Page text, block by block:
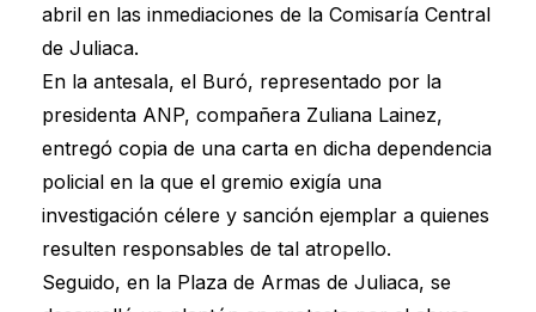
abril en las inmediaciones de la Comisaría Central
de Juliaca.
En la antesala, el Buró, representado por la
presidenta ANP, compañera Zuliana Lainez,
entregó copia de una carta en dicha dependencia
policial en la que el gremio exigía una
investigación célere y sanción ejemplar a quienes
resulten responsables de tal atropello.
Seguido, en la Plaza de Armas de Juliaca, se